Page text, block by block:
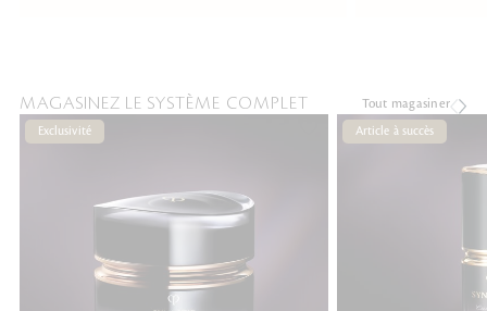
MAGASINEZ LE SYSTÈME COMPLET Tout magasiner
Exclusivité Article à succès